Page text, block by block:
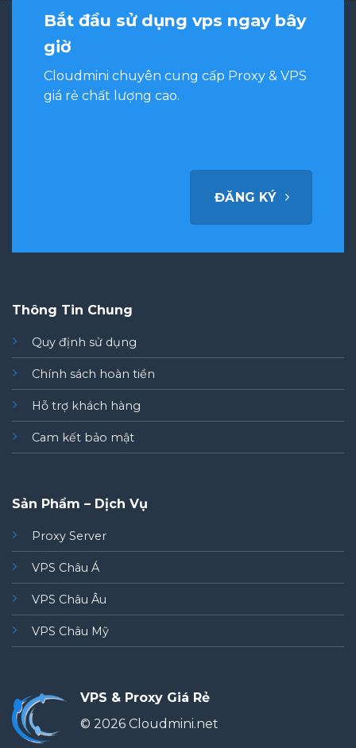
Bắt đầu sử dụng vps ngay bây
giờ
Cloudmini chuyên cung cấp Proxy & VPS
giá rẻ chất lượng cao.
ĐĂNG KÝ
Thông Tin Chung
Quy định sử dụng
Chính sách hoàn tiền
Hỗ trợ khách hàng
Cam kết bảo mật
Sản Phẩm – Dịch Vụ
Proxy Server
VPS Châu Á
VPS Châu Âu
VPS Châu Mỹ
VPS & Proxy Giá Rẻ
© 2026 Cloudmini.net